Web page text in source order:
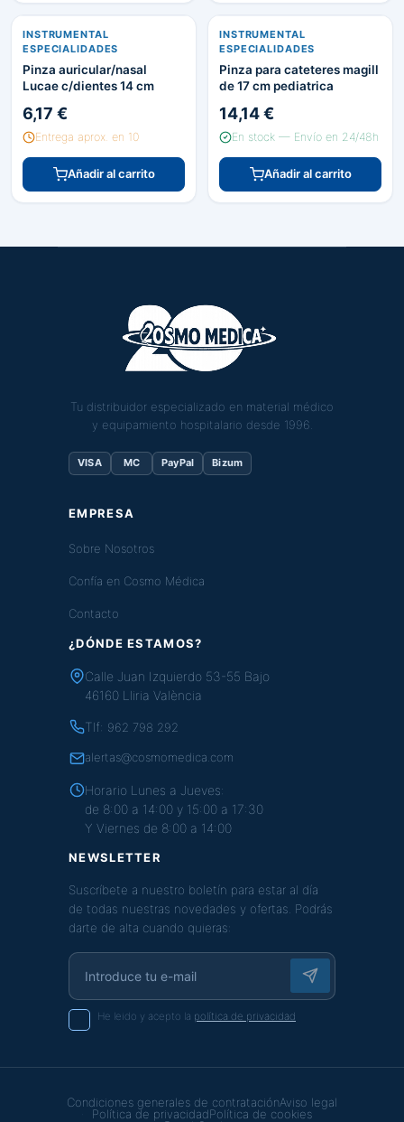
INSTRUMENTAL
ESPECIALIDADES
Pinza auricular/nasal
Lucae c/dientes 14 cm
6,17 €
Entrega aprox. en 10
Añadir al carrito
INSTRUMENTAL
ESPECIALIDADES
Pinza para cateteres magill
de 17 cm pediatrica
14,14 €
En stock — Envío en 24/48h
Añadir al carrito
Tu distribuidor especializado en material médico
y equipamiento hospitalario desde 1996.
VISA MC PayPal Bizum
EMPRESA
Sobre Nosotros
Confía en Cosmo Médica
Contacto
¿DÓNDE ESTAMOS?
Calle Juan Izquierdo 53-55 Bajo
46160 Lliria València
Tlf: 962 798 292
alertas@cosmomedica.com
Horario Lunes a Jueves:
de 8:00 a 14:00 y 15:00 a 17:30
Y Viernes de 8:00 a 14:00
NEWSLETTER
Suscríbete a nuestro boletín para estar al día
de todas nuestras novedades y ofertas. Podrás
darte de alta cuando quieras:
He leido y acepto la política de privacidad
Condiciones generales de contrataciónAviso legal
Política de privacidadPolítica de cookies